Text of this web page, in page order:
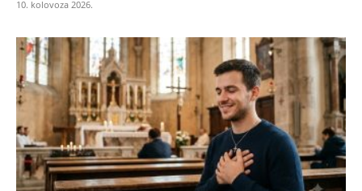
10. kolovoza 2026.